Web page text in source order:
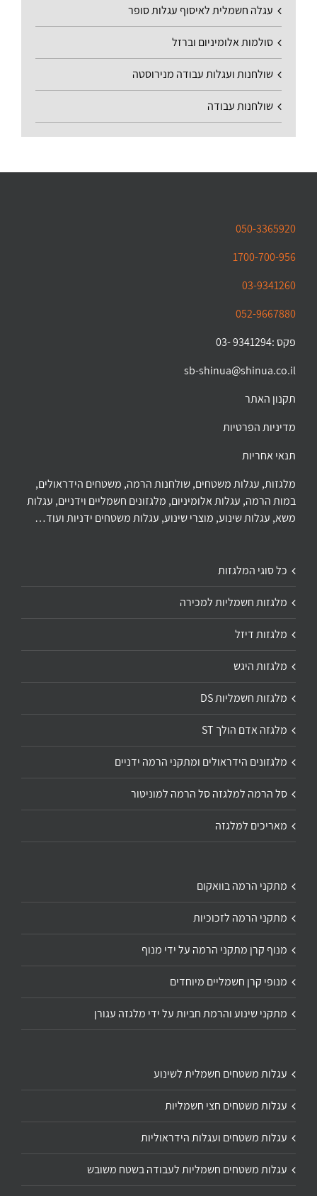
עגלה חשמלית לאיסוף עגלות סופר
סולמות אלומיניום וברזל
שולחנות ועגלות עבודה מנירוסטה
שולחנות עבודה
050-3365920
1700-700-956
03-9341260
052-9667880
פקס :9341294 -03
sb-shinua@shinua.co.il
תקנון האתר
מדיניות הפרטיות
תנאי אחריות
מלגזות, עגלות משטחים, שולחנות הרמה, משטחים הידראולים,
במות הרמה, עגלות אלומיניום, מלגזונים חשמליים וידניים, עגלות
משא, עגלות שינוע, מוצרי שינוע, עגלות משטחים ידניות ועוד…
כל סוגי המלגזות
מלגזות חשמליות למכירה
מלגזות דיזל
מלגזות היגש
מלגזות חשמליות DS
מלגזה אדם הולך ST
מלגזונים הידראולים ומתקני הרמה ידניים
סל הרמה למלגזה סל הרמה למוניטור
מאריכים למלגזה
מתקני הרמה בוואקום
מתקני הרמה לזכוכיות
מנוף קרן מתקני הרמה על ידי מנוף
מנופי קרן חשמליים מיוחדים
מתקני שינוע והרמת חביות על ידי מלגזה עגורן
עגלות משטחים חשמלית לשינוע
עגלות משטחים חצי חשמליות
עגלות משטחים ועגלות הידראוליות
עגלות משטחים חשמליות לעבודה בשטח משובש